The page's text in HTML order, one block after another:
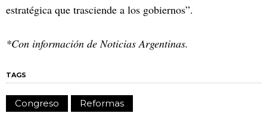
estratégica que trasciende a los gobiernos”.
*Con información de Noticias Argentinas.
TAGS
Congreso Reformas